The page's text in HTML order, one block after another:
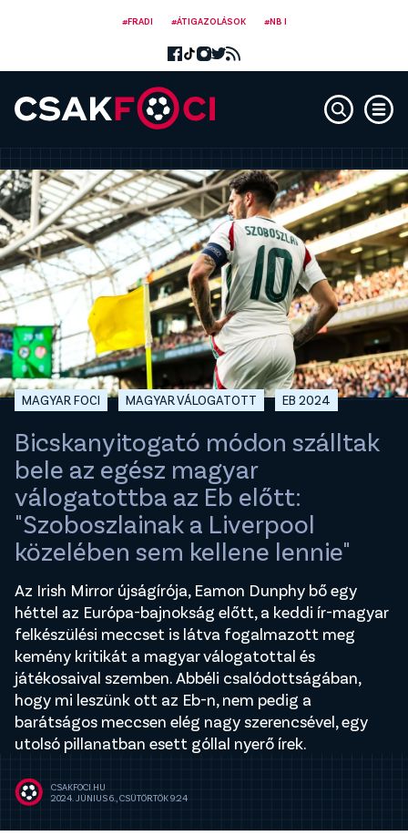
#FRADI #ÁTIGAZOLÁSOK #NB I
MAGYAR FOCI MAGYAR VÁLOGATOTT EB 2024
Bicskanyitogató módon szálltak
bele az egész magyar
válogatottba az Eb előtt:
"Szoboszlainak a Liverpool
közelében sem kellene lennie"
Az Irish Mirror újságírója, Eamon Dunphy bő egy
héttel az Európa-bajnokság előtt, a keddi ír-magyar
felkészülési meccset is látva fogalmazott meg
kemény kritikát a magyar válogatottal és
játékosaival szemben. Abbéli csalódottságában,
hogy mi leszünk ott az Eb-n, nem pedig a
barátságos meccsen elég nagy szerencsével, egy
utolsó pillanatban esett góllal nyerő írek.
CSAKFOCI.HU
2024. JÚNIUS 6., CSÜTÖRTÖK 9:24